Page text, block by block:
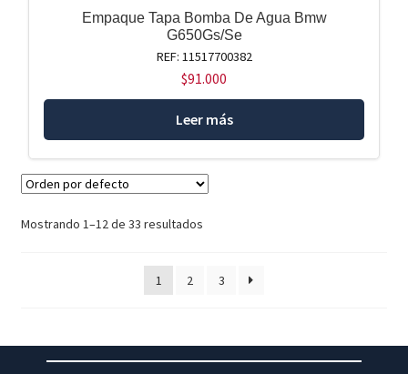
Empaque Tapa Bomba De Agua Bmw
G650Gs/Se
REF: 11517700382
$91.000
Leer más
Mostrando 1–12 de 33 resultados
1 2 3